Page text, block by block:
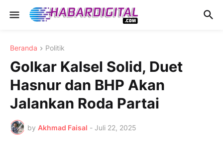
Beranda Politik
Golkar Kalsel Solid, Duet
Hasnur dan BHP Akan
Jalankan Roda Partai
by Akhmad Faisal - Juli 22, 2025